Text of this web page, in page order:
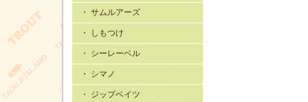
・ サムルアーズ
・ しもつけ
・ シーレーベル
・ シマノ
・ ジップベイツ